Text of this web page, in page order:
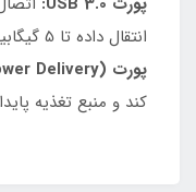
انتقال داده تا 5 گیگابیت بر ثانیه.
پورت PD (Power Delivery):
کند و منبع تغذیه